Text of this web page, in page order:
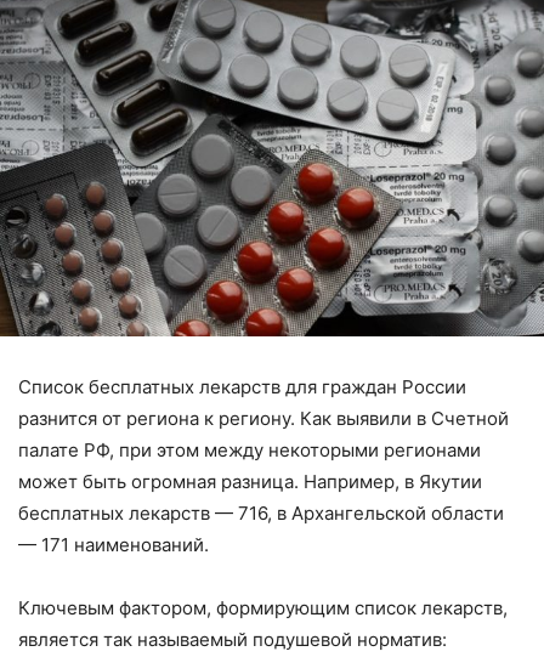
Список бесплатных лекарств для граждан России
разнится от региона к региону. Как выявили в Счетной
палате РФ, при этом между некоторыми регионами
может быть огромная разница. Например, в Якутии
бесплатных лекарств — 716, в Архангельской области
— 171 наименований.
Ключевым фактором, формирующим список лекарств,
является так называемый подушевой норматив: